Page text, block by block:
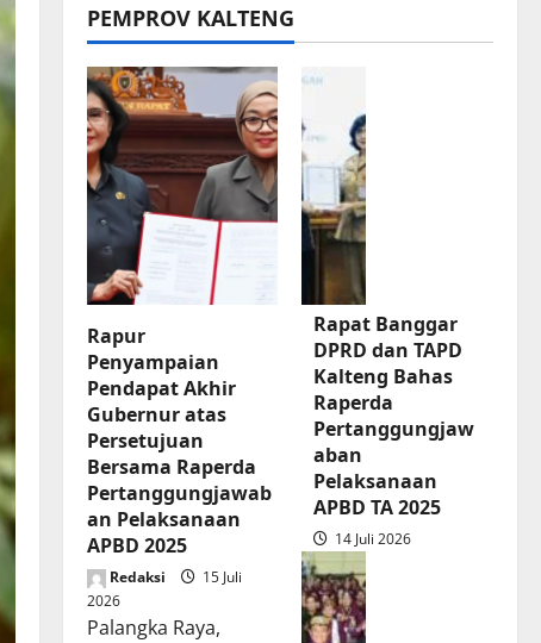
PEMPROV KALTENG
Rapur
Penyampaian
Pendapat Akhir
Gubernur atas
Persetujuan
Bersama Raperda
Pertanggungjawab
an Pelaksanaan
APBD 2025
Redaksi
15 Juli
2026
Palangka Raya,
Rapat Banggar
DPRD dan TAPD
Kalteng Bahas
Raperda
Pertanggungjaw
aban
Pelaksanaan
APBD TA 2025
14 Juli 2026